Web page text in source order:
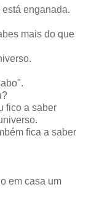
enganada.
mais do que
fico a saber
fica a saber
em casa um